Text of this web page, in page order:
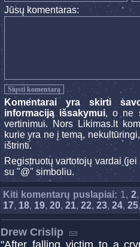
Jūsų komentaras:
Komentarai yra skirti
informaciją išsakymui, o ne
vertinimui. Nors Likimas.lt
kurie yra ne į temą,
ištrinti.
Registruotų vartotojų vardai
su "@" simboliu.
Kiti komentarų puslapiai: 1,2
17, 18, 19, 20, 21, 22, 23, 24, 25
Drew Crislip
"After falling victim to a